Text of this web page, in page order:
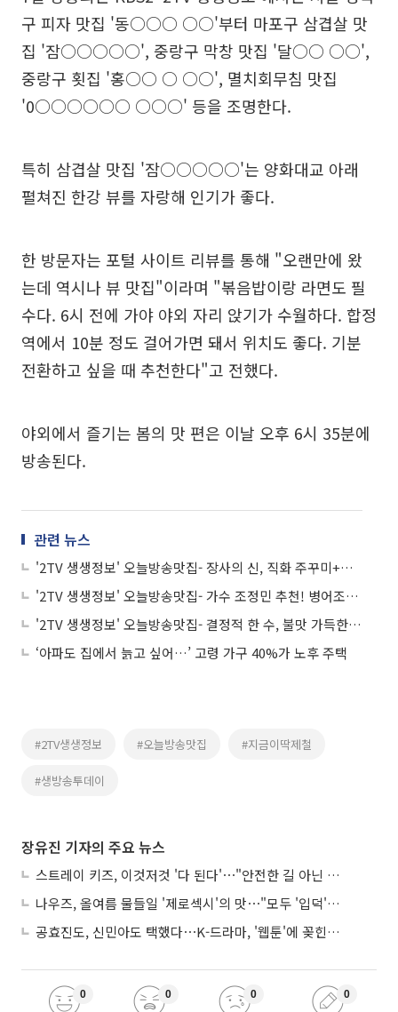
구 피자 맛집 '동○○○ ○○'부터 마포구 삼겹살 맛
집 '잠○○○○○', 중랑구 막창 맛집 '달○○ ○○',
중랑구 횟집 '홍○○ ○ ○○', 멸치회무침 맛집
'0○○○○○○ ○○○' 등을 조명한다.
특히 삼겹살 맛집 '잠○○○○○'는 양화대교 아래
펼쳐진 한강 뷰를 자랑해 인기가 좋다.
한 방문자는 포털 사이트 리뷰를 통해 "오랜만에 왔
는데 역시나 뷰 맛집"이라며 "볶음밥이랑 라면도 필
수다. 6시 전에 가야 야외 자리 앉기가 수월하다. 합정
역에서 10분 정도 걸어가면 돼서 위치도 좋다. 기분
전환하고 싶을 때 추천한다"고 전했다.
야외에서 즐기는 봄의 맛 편은 이날 오후 6시 35분에
방송된다.
관련 뉴스
'2TV 생생정보' 오늘방송맛집- 장사의 신, 직화 주꾸미+피자 맛집 '화○○○'
'2TV 생생정보' 오늘방송맛집- 가수 조정민 추천! 병어조림ㆍ고추장찌개 맛집 '목○○'
'2TV 생생정보' 오늘방송맛집- 결정적 한 수, 불맛 가득한 중식 한 상! 짜장면→탕수육 맛집 '분○'
‘아파도 집에서 늙고 싶어…’ 고령 가구 40%가 노후 주택
#2TV생생정보 #오늘방송맛집 #지금이딱제철
#생방송투데이
장유진 기자의 주요 뉴스
스트레이 키즈, 이것저것 '다 된다'⋯"안전한 길 아닌 도전이 재밌어"
나우즈, 올여름 물들일 '제로섹시'의 맛⋯"모두 '입덕'시킬 것"
공효진도, 신민아도 택했다⋯K-드라마, '웹툰'에 꽂힌 이유
0 0 0 0